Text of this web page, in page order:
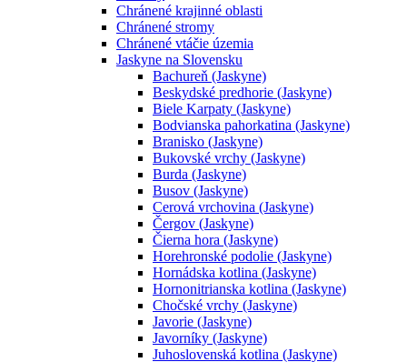
Chránené krajinné oblasti
Chránené stromy
Chránené vtáčie územia
Jaskyne na Slovensku
Bachureň (Jaskyne)
Beskydské predhorie (Jaskyne)
Biele Karpaty (Jaskyne)
Bodvianska pahorkatina (Jaskyne)
Branisko (Jaskyne)
Bukovské vrchy (Jaskyne)
Burda (Jaskyne)
Busov (Jaskyne)
Cerová vrchovina (Jaskyne)
Čergov (Jaskyne)
Čierna hora (Jaskyne)
Horehronské podolie (Jaskyne)
Hornádska kotlina (Jaskyne)
Hornonitrianska kotlina (Jaskyne)
Chočské vrchy (Jaskyne)
Javorie (Jaskyne)
Javorníky (Jaskyne)
Juhoslovenská kotlina (Jaskyne)